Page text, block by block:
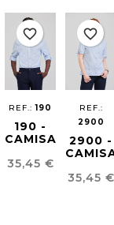
REF.:190
190 -
CAMISA
SEERSUCKER
UNISEX
Precio
35,45 €
favorite_border
REF.:
2900
2900 -
MUJER
Precio
35,45 €
favorite_border